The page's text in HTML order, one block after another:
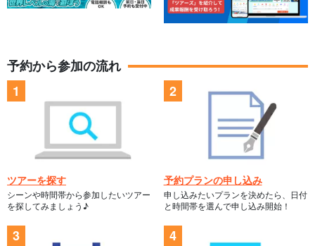
予約から参加の流れ
ツアーを探す
シーンや時間帯から参加したいツアー
を探してみましょう♪
予約プランの申し込み
申し込みたいプランを決めたら、日付
と時間帯を選んで申し込み開始！